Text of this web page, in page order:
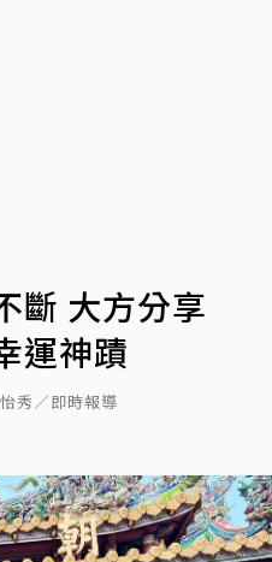
斷 大方分享
運神蹟
秀／即時報導